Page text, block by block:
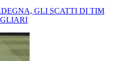
GLI SCATTI DI TIM